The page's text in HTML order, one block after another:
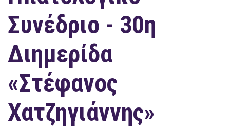
Συνέδριο - 30η
Διημερίδα
«Στέφανος
Χατζηγιάννης»